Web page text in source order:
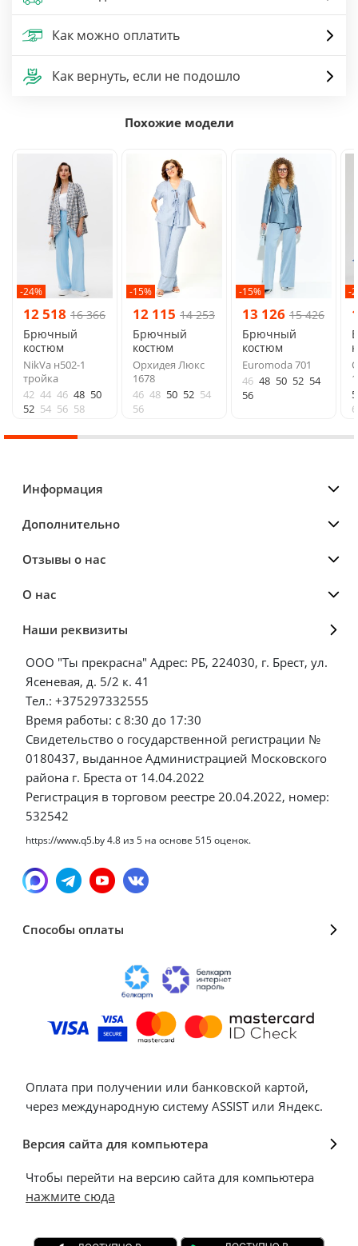
Как можно оплатить
Как вернуть, если не подошло
Похожие модели
-24%
12 518 16 366
Брючный
костюм
NikVa н502-1
тройка
42 44 46 48 50
52 54 56 58
-15%
12 115 14 253
Брючный
костюм
Орхидея Люкс
1678
46 48 50 52 54
56
-15%
13 126 15 426
Брючный
костюм
Euromoda 701
46 48 50 52 54
56
-
Информация
Дополнительно
Отзывы о нас
О нас
Наши реквизиты
ООО "Ты прекрасна" Адрес: РБ, 224030, г. Брест, ул.
Ясеневая, д. 5/2 к. 41
Тел.: +375297332555
Время работы: с 8:30 до 17:30
Свидетельство о государственной регистрации №
0180437, выданное Администрацией Московского
района г. Бреста от 14.04.2022
Регистрация в торговом реестре 20.04.2022, номер:
532542
https://www.q5.by4.8 из5 на основе 515оценок.
Способы оплаты
Оплата при получении или банковской картой,
через международную систему ASSIST или Яндекс.
Версия сайта для компьютера
Чтобы перейти на версию сайта для компьютера
нажмите сюда